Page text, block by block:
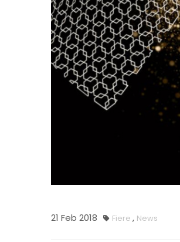
21 Feb 2018 Fiere , News